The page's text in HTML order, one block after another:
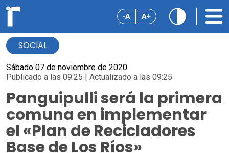
-A A+
SOCIAL
Sábado 07 de noviembre de 2020
Publicado a las 09:25 | Actualizado a las 09:25
Panguipulli será la primera
comuna en implementar
el «Plan de Recicladores
Base de Los Ríos»